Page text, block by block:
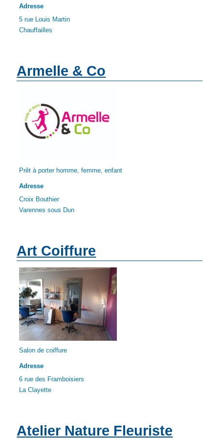
Adresse
5 rue Louis Martin
Chauffailles
Armelle & Co
Prêt à porter homme, femme, enfant
Adresse
Croix Bouthier
Varennes sous Dun
Art Coiffure
Salon de coiffure
Adresse
6 rue des Framboisiers
La Clayette
Atelier Nature Fleuriste